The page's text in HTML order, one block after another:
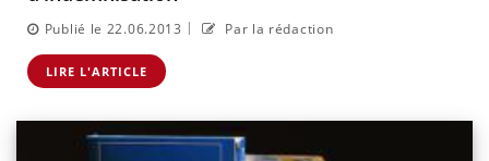
Publié le 22.06.2013 | Par la rédaction
LIRE L'ARTICLE